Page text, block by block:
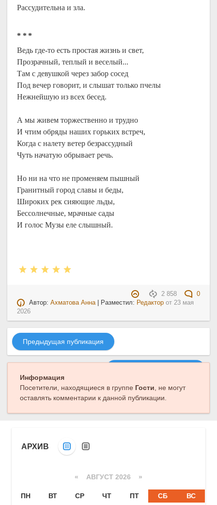
Рассудительна и зла.
* * *
Ведь где-то есть простая жизнь и свет,
Прозрачный, теплый и веселый...
Там с девушкой через забор сосед
Под вечер говорит, и слышат только пчелы
Нежнейшую из всех бесед.
А мы живем торжественно и трудно
И чтим обряды наших горьких встреч,
Когда с налету ветер безрассудный
Чуть начатую обрывает речь.
Но ни на что не променяем пышный
Гранитный город славы и беды,
Широких рек сияющие льды,
Бессолнечные, мрачные сады
И голос Музы еле слышный.
2 858
0
Автор:Ахматова Анна| Разместил: Редактор от23 мая
2026
Предыдущая публикация
Информация
Посетители, находящиеся в группе Гости, не могут
оставлять комментарии к данной публикации.
АРХИВ
« АВГУСТ 2026 »
ПН ВТ СР ЧТ ПТ СБ
ВС